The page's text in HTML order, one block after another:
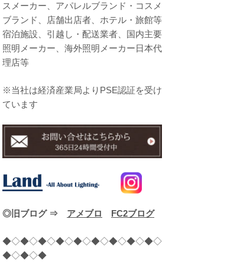
スメーカー、アパレルブランド・コスメ
ブランド、店舗出店者、ホテル・旅館等
宿泊施設、引越し・配送業者、国内主要
照明メーカー、海外照明メーカー日本代
理店等
※当社は経済産業局よりPSE認証を受け
ています
◎旧ブログ ⇒ アメブロ FC2ブログ
◆◇◆◇◆◇◆◇◆◇◆◇◆◇◆◇◆◇
◆◇◆◇◆